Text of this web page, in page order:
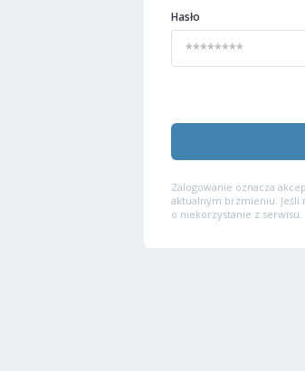
Hasło
Zalogowanie oznacza
aktualnym brzmieniu. Jeśli
o niekorzystanie z serwisu.